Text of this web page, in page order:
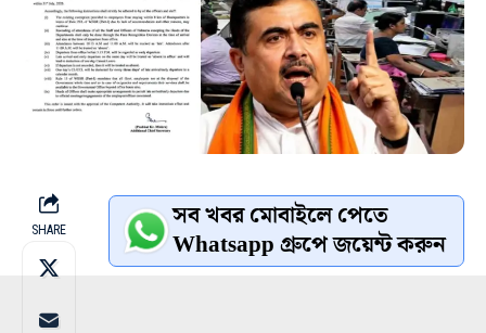
SHARE সব খবর মোবাইলে পেতে
Whatsapp গ্রুপে জয়েন্ট করুন